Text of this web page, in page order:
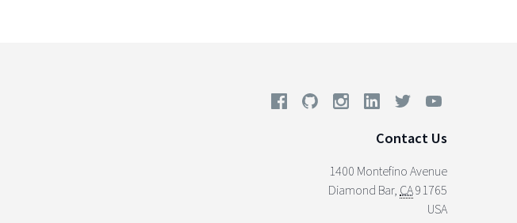
Contact Us
1400 Montefino Avenue
Diamond Bar, CA91765
USA